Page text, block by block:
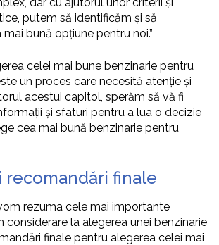
putem să identificăm și să
bună opțiune pentru noi.”
celei mai bune benzinarie pentru
un proces care necesită atenție și
acestui capitol, sperăm să vă fi
și sfaturi pentru a lua o decizie
cea mai bună benzinarie pentru
recomandări finale
rezuma cele mai importante
considerare la alegerea unei benzinarie
finale pentru alegerea celei mai